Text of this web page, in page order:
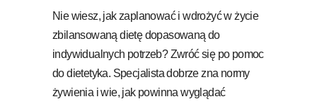
Nie wiesz, jak zaplanować i wdrożyć w życie
zbilansowaną dietę dopasowaną do
indywidualnych potrzeb? Zwróć się po pomoc
do dietetyka. Specjalista dobrze zna normy
żywienia i wie, jak powinna wyglądać